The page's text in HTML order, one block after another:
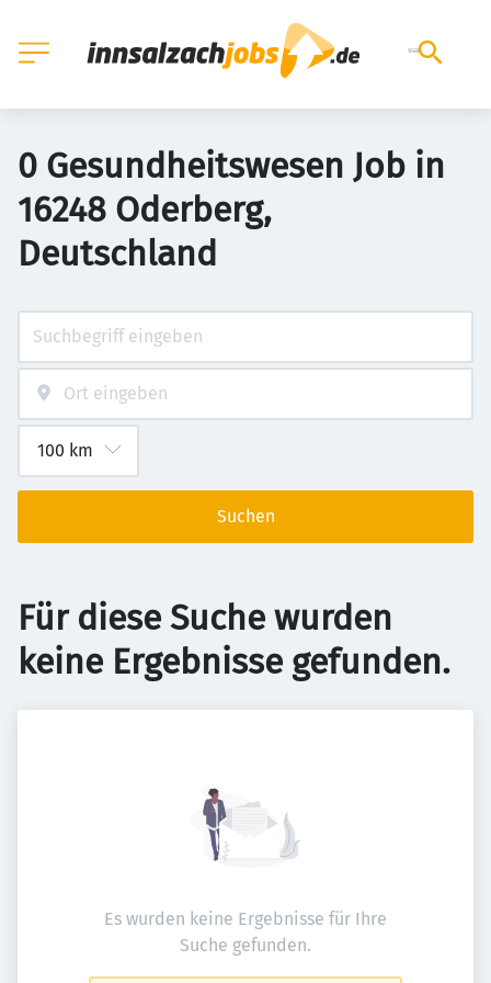
0 Gesundheitswesen Job in
16248 Oderberg,
Deutschland
Suchen
Für diese Suche wurden
keine Ergebnisse gefunden.
Es wurden keine Ergebnisse für Ihre
Suche gefunden.